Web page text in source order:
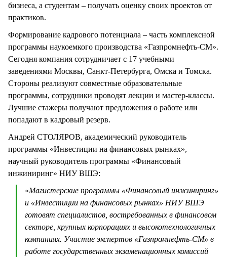
бизнеса, а студентам – получать оценку своих проектов от
практиков.
Формирование кадрового потенциала – часть комплексной
программы наукоемкого производства «Газпромнефть-СМ».
Сегодня компания сотрудничает с 17 учебными
заведениями Москвы, Санкт-Петербурга, Омска и Томска.
Стороны реализуют совместные образовательные
программы, сотрудники проводят лекции и мастер-классы.
Лучшие стажеры получают предложения о работе или
попадают в кадровый резерв.
Андрей СТОЛЯРОВ, академический руководитель
программы «Инвестиции на финансовых рынках»,
научный руководитель программы «Финансовый
инжиниринг» НИУ ВШЭ:
«Магистерские программы «Финансовый инжиниринг»
и «Инвестиции на финансовых рынках» НИУ ВШЭ
готовят специалистов, востребованных в финансовом
секторе, крупных корпорациях и высокотехнологичных
компаниях. Участие экспертов «Газпромнефть-СМ» в
работе государственных экзаменационных комиссий